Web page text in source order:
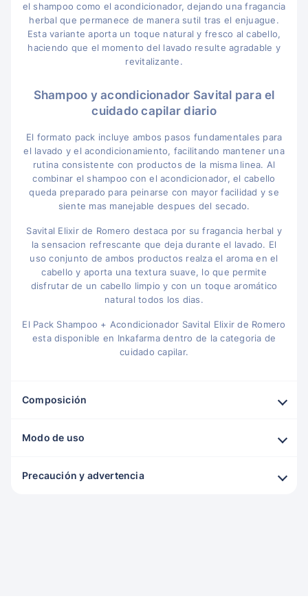
el shampoo como el acondicionador, dejando una fragancia
herbal que permanece de manera sutil tras el enjuague.
Esta variante aporta un toque natural y fresco al cabello,
haciendo que el momento del lavado resulte agradable y
revitalizante.
Shampoo y acondicionador Savital para el
cuidado capilar diario
El formato pack incluye ambos pasos fundamentales para
el lavado y el acondicionamiento, facilitando mantener una
rutina consistente con productos de la misma linea. Al
combinar el shampoo con el acondicionador, el cabello
queda preparado para peinarse con mayor facilidad y se
siente mas manejable despues del secado.
Savital Elixir de Romero destaca por su fragancia herbal y
la sensacion refrescante que deja durante el lavado. El
uso conjunto de ambos productos realza el aroma en el
cabello y aporta una textura suave, lo que permite
disfrutar de un cabello limpio y con un toque aromático
natural todos los dias.
El Pack Shampoo + Acondicionador Savital Elixir de Romero
esta disponible en Inkafarma dentro de la categoria de
cuidado capilar.
Composición
Modo de uso
Precaución y advertencia